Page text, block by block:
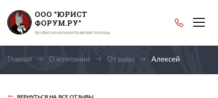
ООО "ЮРИСТ
ФОРУМ.РУ"
профессиональная правовая помощь
Главная О компании Отзывы Алексей